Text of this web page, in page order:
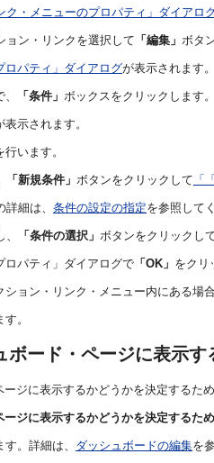
ク・メニューのプロパティ」ダイアロ
ョン・リンクを選択して 「編集」 ボタ
ロパティ」ダイアログが表示されます。
「条件」 ボックスをクリックします。
示されます。
います。
「新規条件」 ボタンをクリックして 「
細は、 条件の設定の指定を参照して
「条件の選択」 ボタンをクリックし
ロパティ」ダイアログで 「OK」 をクリ
ション・リンク・メニュー内にある
。
ボード・ページに表示
ジに表示するかどうかを決定するた
ジに表示するかどうかを決定するた
。詳細は、 ダッシュボードの編集を